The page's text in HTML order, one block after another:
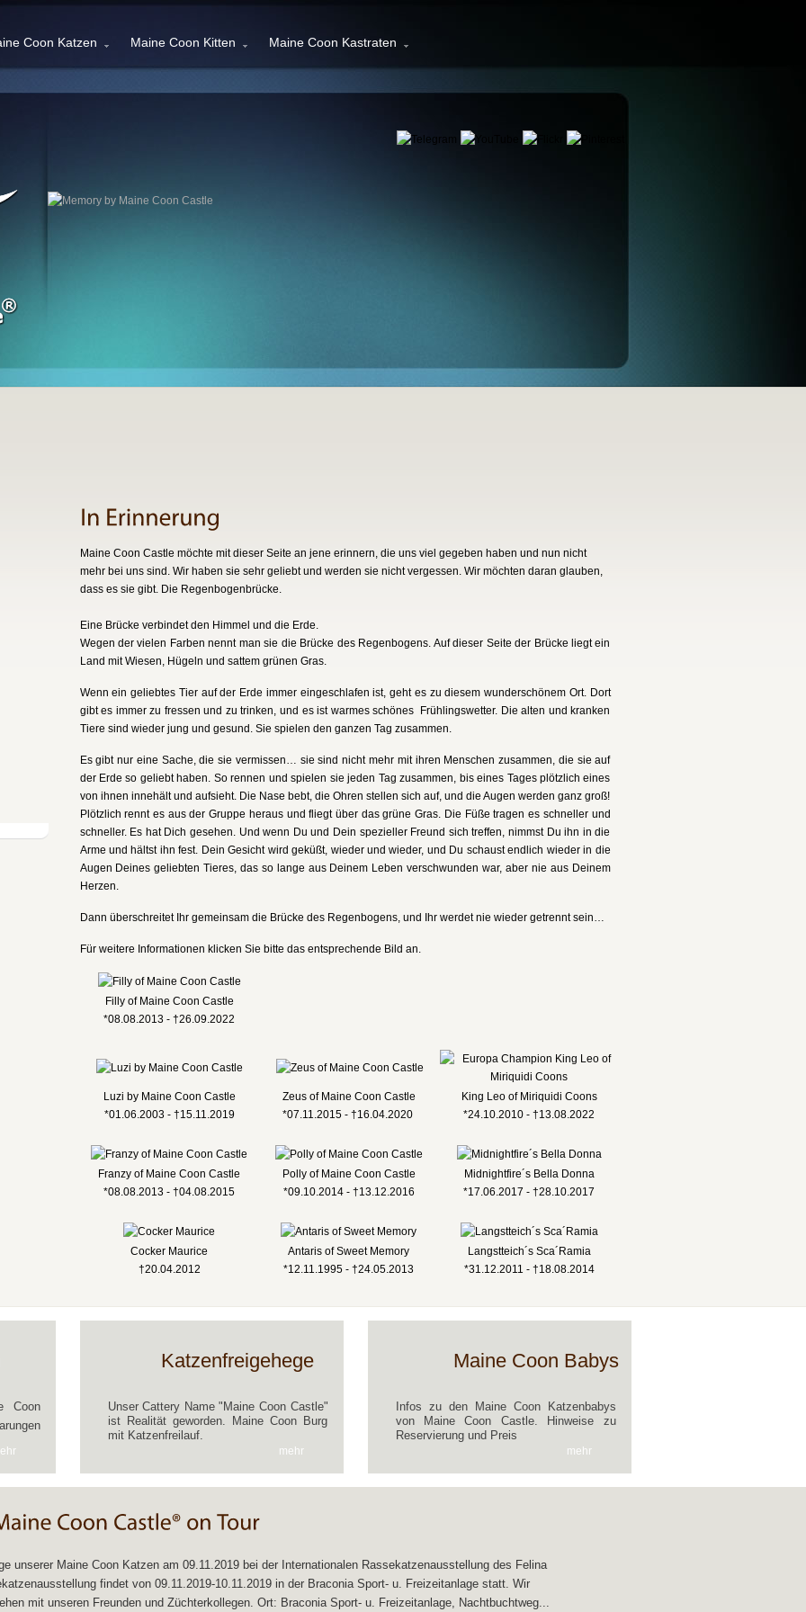
Coon Katzen Maine Coon Kitten Maine Coon Kastraten
Maine Coon Castle möchte mit dieser Seite an jene erinnern, die uns viel gegeben haben und nun nicht
mehr bei uns sind. Wir haben sie sehr geliebt und werden sie nicht vergessen. Wir möchten daran glauben,
dass es sie gibt. Die Regenbogenbrücke.
Eine Brücke verbindet den Himmel und die Erde.
Wegen der vielen Farben nennt man sie die Brücke des Regenbogens. Auf dieser Seite der Brücke liegt ein
Land mit Wiesen, Hügeln und sattem grünen Gras.
Wenn ein geliebtes Tier auf der Erde immer eingeschlafen ist, geht es zu diesem wunderschönem Ort. Dort
gibt es immer zu fressen und zu trinken, und es ist warmes schönes Frühlingswetter. Die alten und kranken
Tiere sind wieder jung und gesund. Sie spielen den ganzen Tag zusammen.
Es gibt nur eine Sache, die sie vermissen… sie sind nicht mehr mit ihren Menschen zusammen, die sie auf
der Erde so geliebt haben. So rennen und spielen sie jeden Tag zusammen, bis eines Tages plötzlich eines
von ihnen innehält und aufsieht. Die Nase bebt, die Ohren stellen sich auf, und die Augen werden ganz groß!
Plötzlich rennt es aus der Gruppe heraus und fliegt über das grüne Gras. Die Füße tragen es schneller und
schneller. Es hat Dich gesehen. Und wenn Du und Dein spezieller Freund sich treffen, nimmst Du ihn in die
Arme und hältst ihn fest. Dein Gesicht wird geküßt, wieder und wieder, und Du schaust endlich wieder in die
Augen Deines geliebten Tieres, das so lange aus Deinem Leben verschwunden war, aber nie aus Deinem
Herzen.
Dann überschreitet Ihr gemeinsam die Brücke des Regenbogens, und Ihr werdet nie wieder getrennt sein…
Für weitere Informationen klicken Sie bitte das entsprechende Bild an.
Filly of Maine Coon Castle
*08.08.2013 - †26.09.2022
Luzi by Maine Coon Castle
*01.06.2003 - †15.11.2019
Zeus of Maine Coon Castle
*07.11.2015 - †16.04.2020
King Leo of Miriquidi Coons
*24.10.2010 - †13.08.2022
Franzy of Maine Coon Castle
*08.08.2013 - †04.08.2015
Polly of Maine Coon Castle
*09.10.2014 - †13.12.2016
Midnightfire´s Bella Donna
*17.06.2017 - †28.10.2017
Cocker Maurice
†20.04.2012
Antaris of Sweet Memory
*12.11.1995 - †24.05.2013
Langstteich´s Sca´Ramia
*31.12.2011 - †18.08.2014
Coon
Katzenfreigehege
Unser Cattery Name "Maine Coon Castle"
ist Realität geworden. Maine Coon Burg
mit Katzenfreilauf.
mehr
Maine Coon Babys
Infos zu den Maine Coon Katzenbabys
von Maine Coon Castle. Hinweise zu
Reservierung und Preis
mehr
unserer Maine Coon Katzen am 09.11.2019 bei der Internationalen Rassekatzenausstellung des Felina
findet von 09.11.2019-10.11.2019 in der Braconia Sport- u. Freizeitanlage statt. Wir
mit unseren Freunden und Züchterkollegen. Ort: Braconia Sport- u. Freizeitanlage, Nachtbuchtweg...